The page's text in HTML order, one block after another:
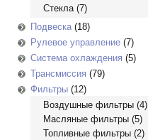
Стекла(7)
Подвеска(18)
Рулевое управление (7)
Система охлаждения (5)
Трансмиссия (79)
Фильтры (12)
Воздушные фильтры (4)
Масляные фильтры (5)
Топливные фильтры (2)